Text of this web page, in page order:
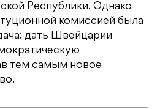
Республики. Однако
комиссией была
дать Швейцарии
тем самым новое